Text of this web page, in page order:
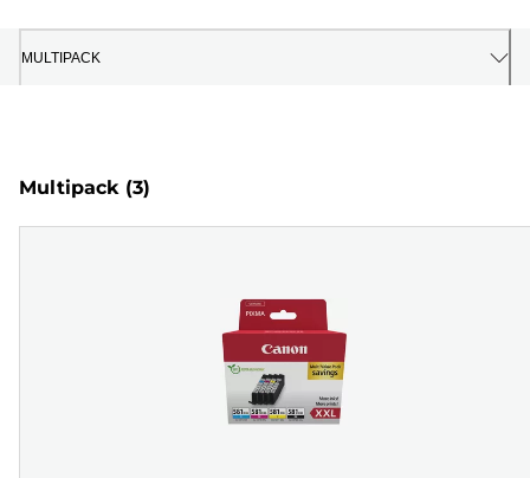
MULTIPACK
Multipack (3)